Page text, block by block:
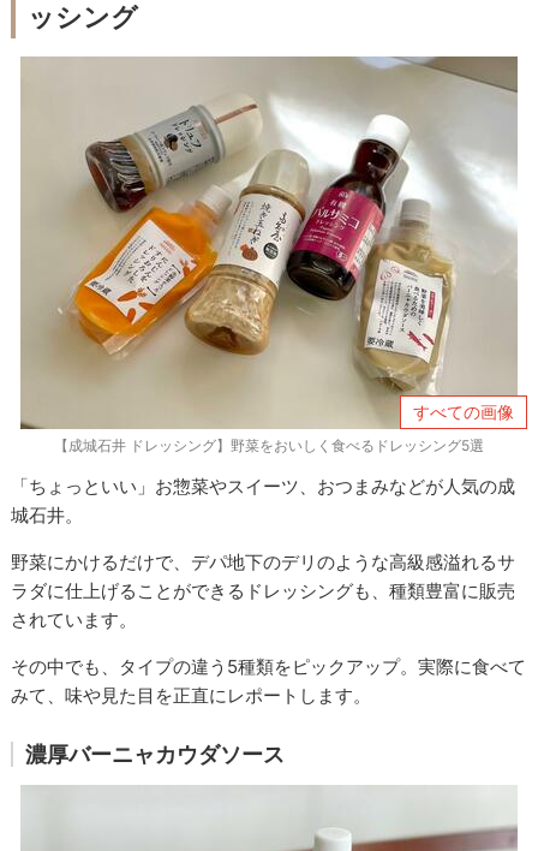
ッシング
すべての画像
【成城石井 ドレッシング】野菜をおいしく食べるドレッシング5選
「ちょっといい」お惣菜やスイーツ、おつまみなどが人気の成
城石井。
野菜にかけるだけで、デパ地下のデリのような高級感溢れるサ
ラダに仕上げることができるドレッシングも、種類豊富に販売
されています。
その中でも、タイプの違う5種類をピックアップ。実際に食べて
みて、味や見た目を正直にレポートします。
濃厚バーニャカウダソース